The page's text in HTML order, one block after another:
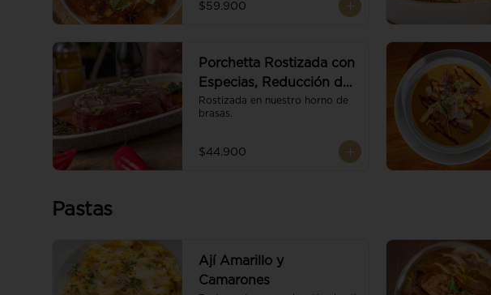
$59.900
Porchetta Rostizada con
Especias, Reducción de
Panela y Vino
Rostizada en nuestro horno de
brasas.
$44.900
Pastas
Ají Amarillo y
Camarones